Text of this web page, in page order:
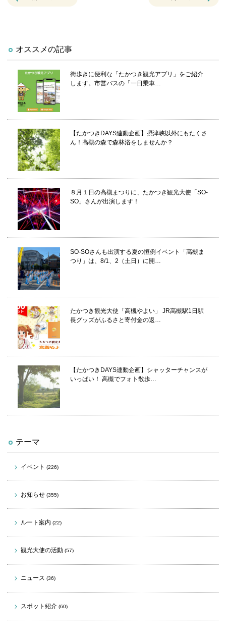
オススメの記事
街歩きに便利な「たかつき観光アプリ」をご紹介
します。市営バスの「一日乗車…
【たかつきDAYS連動企画】摂津峡以外にもたくさ
ん！高槻の森で森林浴をしませんか？
８月１日の高槻まつりに、たかつき観光大使「SO-
SO」さんが出演します！
SO-SOさんも出演する夏の恒例イベント「高槻ま
つり」は、8/1、2（土日）に開…
たかつき観光大使「高槻やよい」 JR高槻駅1日駅
長グッズがふるさと寄付金の返…
【たかつきDAYS連動企画】シャッターチャンスが
いっぱい！ 高槻でフォト散歩…
テーマ
イベント (226)
お知らせ (355)
ルート案内 (22)
観光大使の活動 (57)
ニュース (36)
スポット紹介 (60)